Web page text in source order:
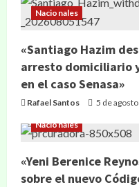
Nacionales
«Santiago Hazim
arresto domiciliario
en el caso Senasa»
Rafael Santos 5 de
Nacionales
«Yeni Berenice
sobre el nuevo